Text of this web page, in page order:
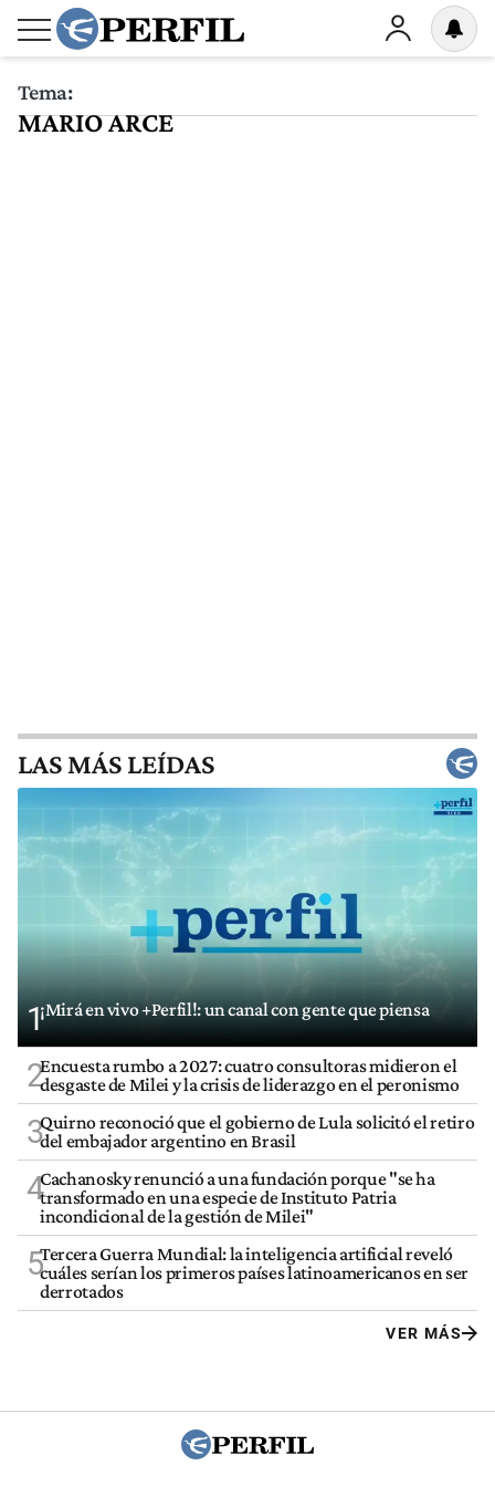
Tema:
MARIO ARCE
LAS MÁS LEÍDAS
1¡Mirá en vivo +Perfil!: un canal con gente que piensa
2Encuesta rumbo a 2027: cuatro consultoras midieron el
desgaste de Milei y la crisis de liderazgo en el peronismo
3Quirno reconoció que el gobierno de Lula solicitó el retiro
del embajador argentino en Brasil
4Cachanosky renunció a una fundación porque "se ha
transformado en una especie de Instituto Patria
incondicional de la gestión de Milei"
5Tercera Guerra Mundial: la inteligencia artificial reveló
cuáles serían los primeros países latinoamericanos en ser
derrotados
VER MÁS